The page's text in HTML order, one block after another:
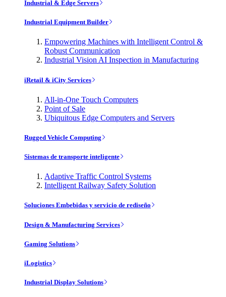
Industrial & Edge Servers
Industrial Equipment Builder
Empowering Machines with Intelligent Control &
Robust Communication
Industrial Vision AI Inspection in Manufacturing
iRetail & iCity Services
All-in-One Touch Computers
Point of Sale
Ubiquitous Edge Computers and Servers
Rugged Vehicle Computing
Sistemas de transporte inteligente
Adaptive Traffic Control Systems
Intelligent Railway Safety Solution
Soluciones Embebidas y servicio de rediseño
Design & Manufacturing Services
Gaming Solutions
iLogistics
Industrial Display Solutions